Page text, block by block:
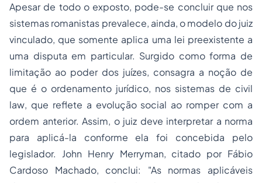
Apesar de todo o exposto, pode-se concluir que nos
sistemas romanistas prevalece, ainda, o modelo do juiz
vinculado, que somente aplica uma lei preexistente a
uma disputa em particular. Surgido como forma de
limitação ao poder dos juízes, consagra a noção de
que é o ordenamento jurídico, nos sistemas de civil
law, que reflete a evolução social ao romper com a
ordem anterior. Assim, o juiz deve interpretar a norma
para aplicá-la conforme ela foi concebida pelo
legislador. John Henry Merryman, citado por Fábio
Cardoso Machado, conclui: "As normas aplicáveis